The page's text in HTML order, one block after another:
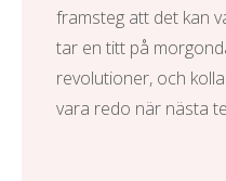
framsteg att det kan
tar en titt på
revolutioner, och
vara redo när nästa